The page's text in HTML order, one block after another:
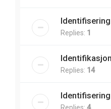
Identifisering
Replies: 1
Replies: 14
Identifisering